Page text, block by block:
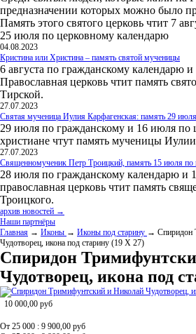
предназначении которых можно было
Память этого святого церковь чтит 7
25 июля по церковному календарю
04.08.2023
Кристина или Христина – память святой мученицы
6 августа по гражданскому календарю
Православная церковь чтит память
Тирской.
27.07.2023
Святая мученица Иулия Карфагенская: память 29
29 июля по гражданскому и 16 июля по
христиане чтут память мученицы Иулии
27.07.2023
Священномученик Петр Троицкий, память 15 июля по
28 июля по гражданскому календарю и
православная церковь чтит память
Троицкого.
архив новостей →
Наши партнёры
Главная → Иконы → Иконы под старину → Спиридон
Чудотворец, икона под старину (19 Х 27)
Спиридон
Чудотворец, икона под
10 000,00 руб
От 25 000 : 9 900,00 руб